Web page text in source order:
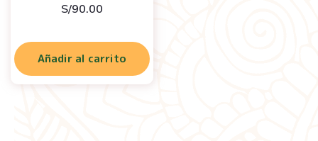
S/90.00
Añadir al carrito